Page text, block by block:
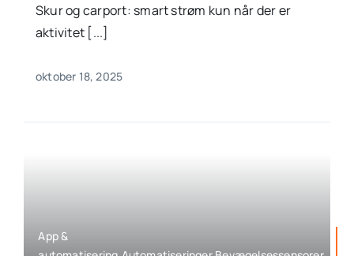
Skur og carport: smart strøm kun når der er
aktivitet [...]
oktober 18, 2025
App &